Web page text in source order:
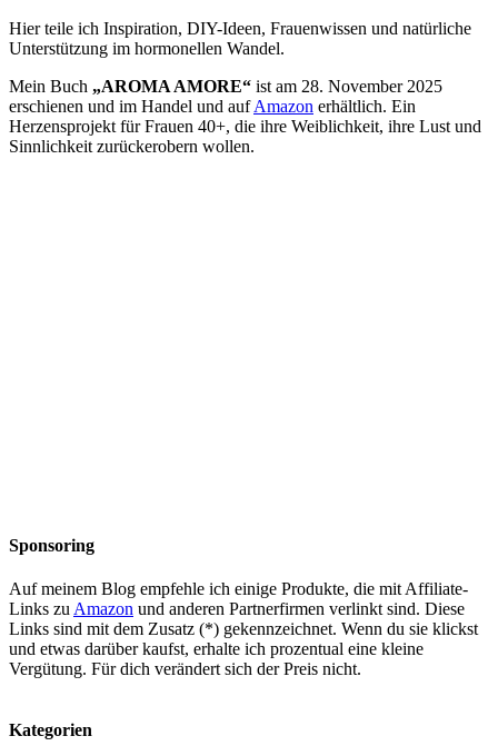
Hier teile ich Inspiration, DIY-Ideen, Frauenwissen und natürliche
Unterstützung im hormonellen Wandel.
Mein Buch „AROMA AMORE“ ist am 28. November 2025
erschienen und im Handel und aufAmazon erhältlich. Ein
Herzensprojekt für Frauen 40+, die ihre Weiblichkeit, ihre Lust und
Sinnlichkeit zurückerobern wollen.
Sponsoring
Auf meinem Blog empfehle ich einige Produkte, die mit Affiliate-
Links zu Amazon und anderen Partnerfirmen verlinkt sind. Diese
Links sind mit dem Zusatz (*) gekennzeichnet. Wenn du sie klickst
und etwas darüber kaufst, erhalte ich prozentual eine kleine
Vergütung. Für dich verändert sich der Preis nicht.
Kategorien